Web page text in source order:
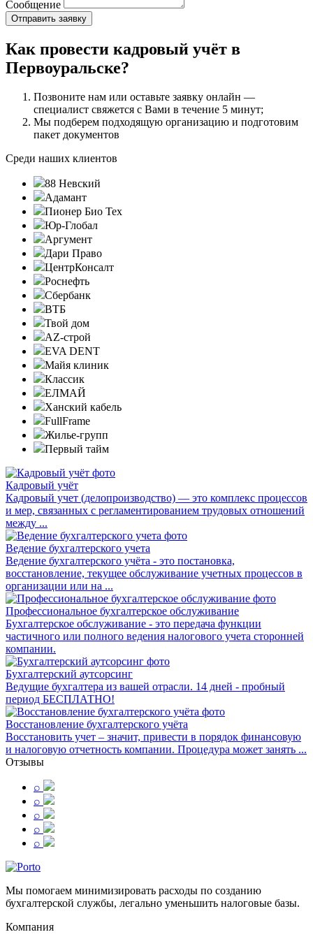
Сообщение
Как провести кадровый учёт в
Первоуральске?
Позвоните нам или оставьте заявку онлайн —
специалист свяжется с Вами в течение 5 минут;
Мы подберем подходящую организацию и подготовим
пакет документов
Среди наших клиентов
88 Невский
Адамант
Пионер Био Тех
Юр-Глобал
Аргумент
Дари Право
ЦентрКонсалт
Роснефть
Сбербанк
ВТБ
Твой дом
AZ-строй
EVA DENT
Майя клиник
Классик
ЕЛМАЙ
Ханский кабель
FullFrame
Жилье-групп
Первый тайм
Кадровый учёт
Кадровый учет (делопроизводство) — это комплекс процессов
и мер, связанных с регламентированием трудовых отношений
между ...
Ведение бухгалтерского учета
Ведение бухгалтерского учёта - это постановка,
восстановление, текущее обслуживание учетных процессов в
организации или на ...
Профессиональное бухгалтерское обслуживание
Бухгалтерское обслуживание - это передача функции
частичного или полного ведения налогового учета сторонней
компании.
Бухгалтерский аутсорсинг
Ведущие бухгалтера из вашей отрасли. 14 дней - пробный
период БЕСПЛАТНО!
Восстановление бухгалтерского учёта
Восстановить учет – значит, привести в порядок финансовую
и налоговую отчетность компании. Процедура может занять ...
Отзывы
⌕
⌕
⌕
⌕
⌕
Мы помогаем минимизировать расходы по созданию
бухгалтерской службы, легально уменьшить налоговые базы.
Компания